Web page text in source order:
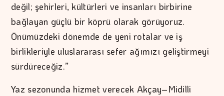
değil; şehirleri, kültürleri ve insanları birbirine
bağlayan güçlü bir köprü olarak görüyoruz.
Önümüzdeki dönemde de yeni rotalar ve iş
birlikleriyle uluslararası sefer ağımızı geliştirmeyi
sürdüreceğiz.”
Yaz sezonunda hizmet verecek Akçay–Midilli